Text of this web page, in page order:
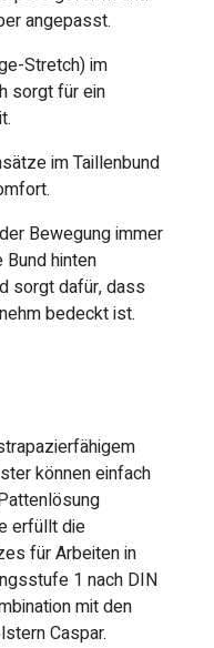
angepasst.
Stretch) im
sorgt für ein
im Taillenbund
Bewegung immer
hinten
sorgt dafür, dass
bedeckt ist.
können einfach
erfüllt die
für Arbeiten in
1 nach DIN
mit den
Caspar.